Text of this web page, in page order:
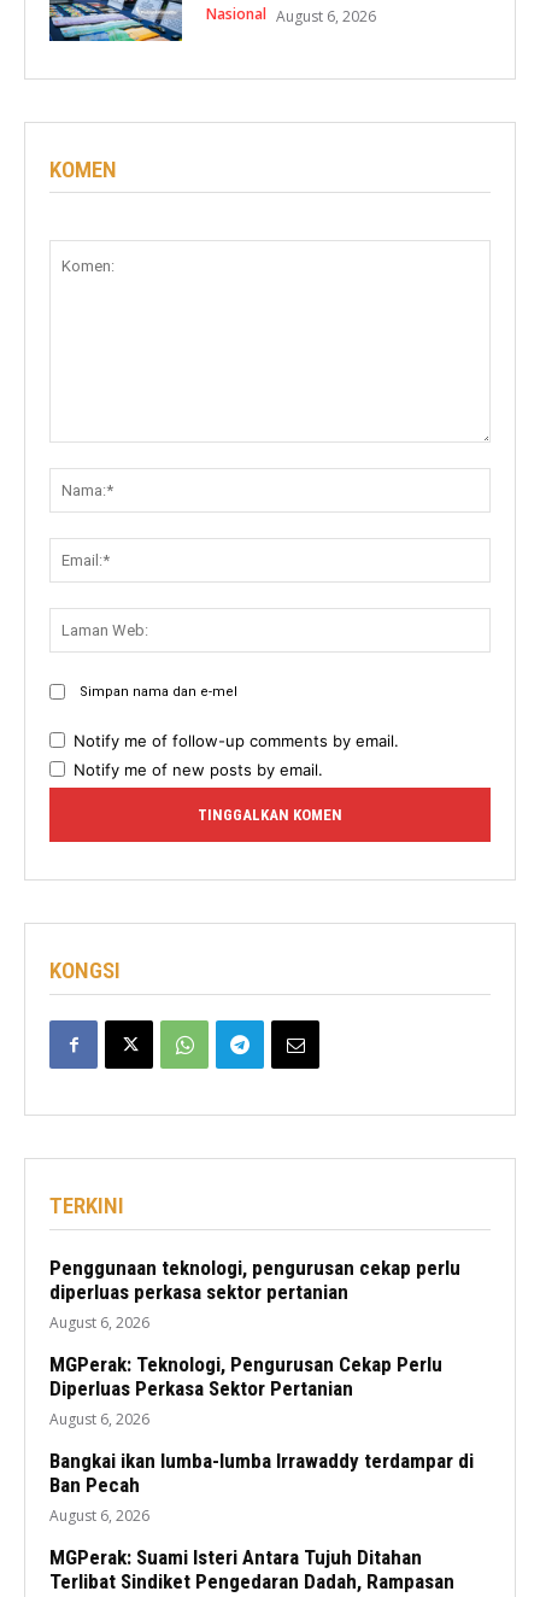
Nasional August 6, 2026
KOMEN
Simpan nama dan e-mel
Notify me of follow-up comments by email.
Notify me of new posts by email.
KONGSI
TERKINI
Penggunaan teknologi, pengurusan cekap perlu
diperluas perkasa sektor pertanian
August 6, 2026
MGPerak: Teknologi, Pengurusan Cekap Perlu
Diperluas Perkasa Sektor Pertanian
August 6, 2026
Bangkai ikan lumba-lumba Irrawaddy terdampar di
Ban Pecah
August 6, 2026
MGPerak: Suami Isteri Antara Tujuh Ditahan
Terlibat Sindiket Pengedaran Dadah, Rampasan